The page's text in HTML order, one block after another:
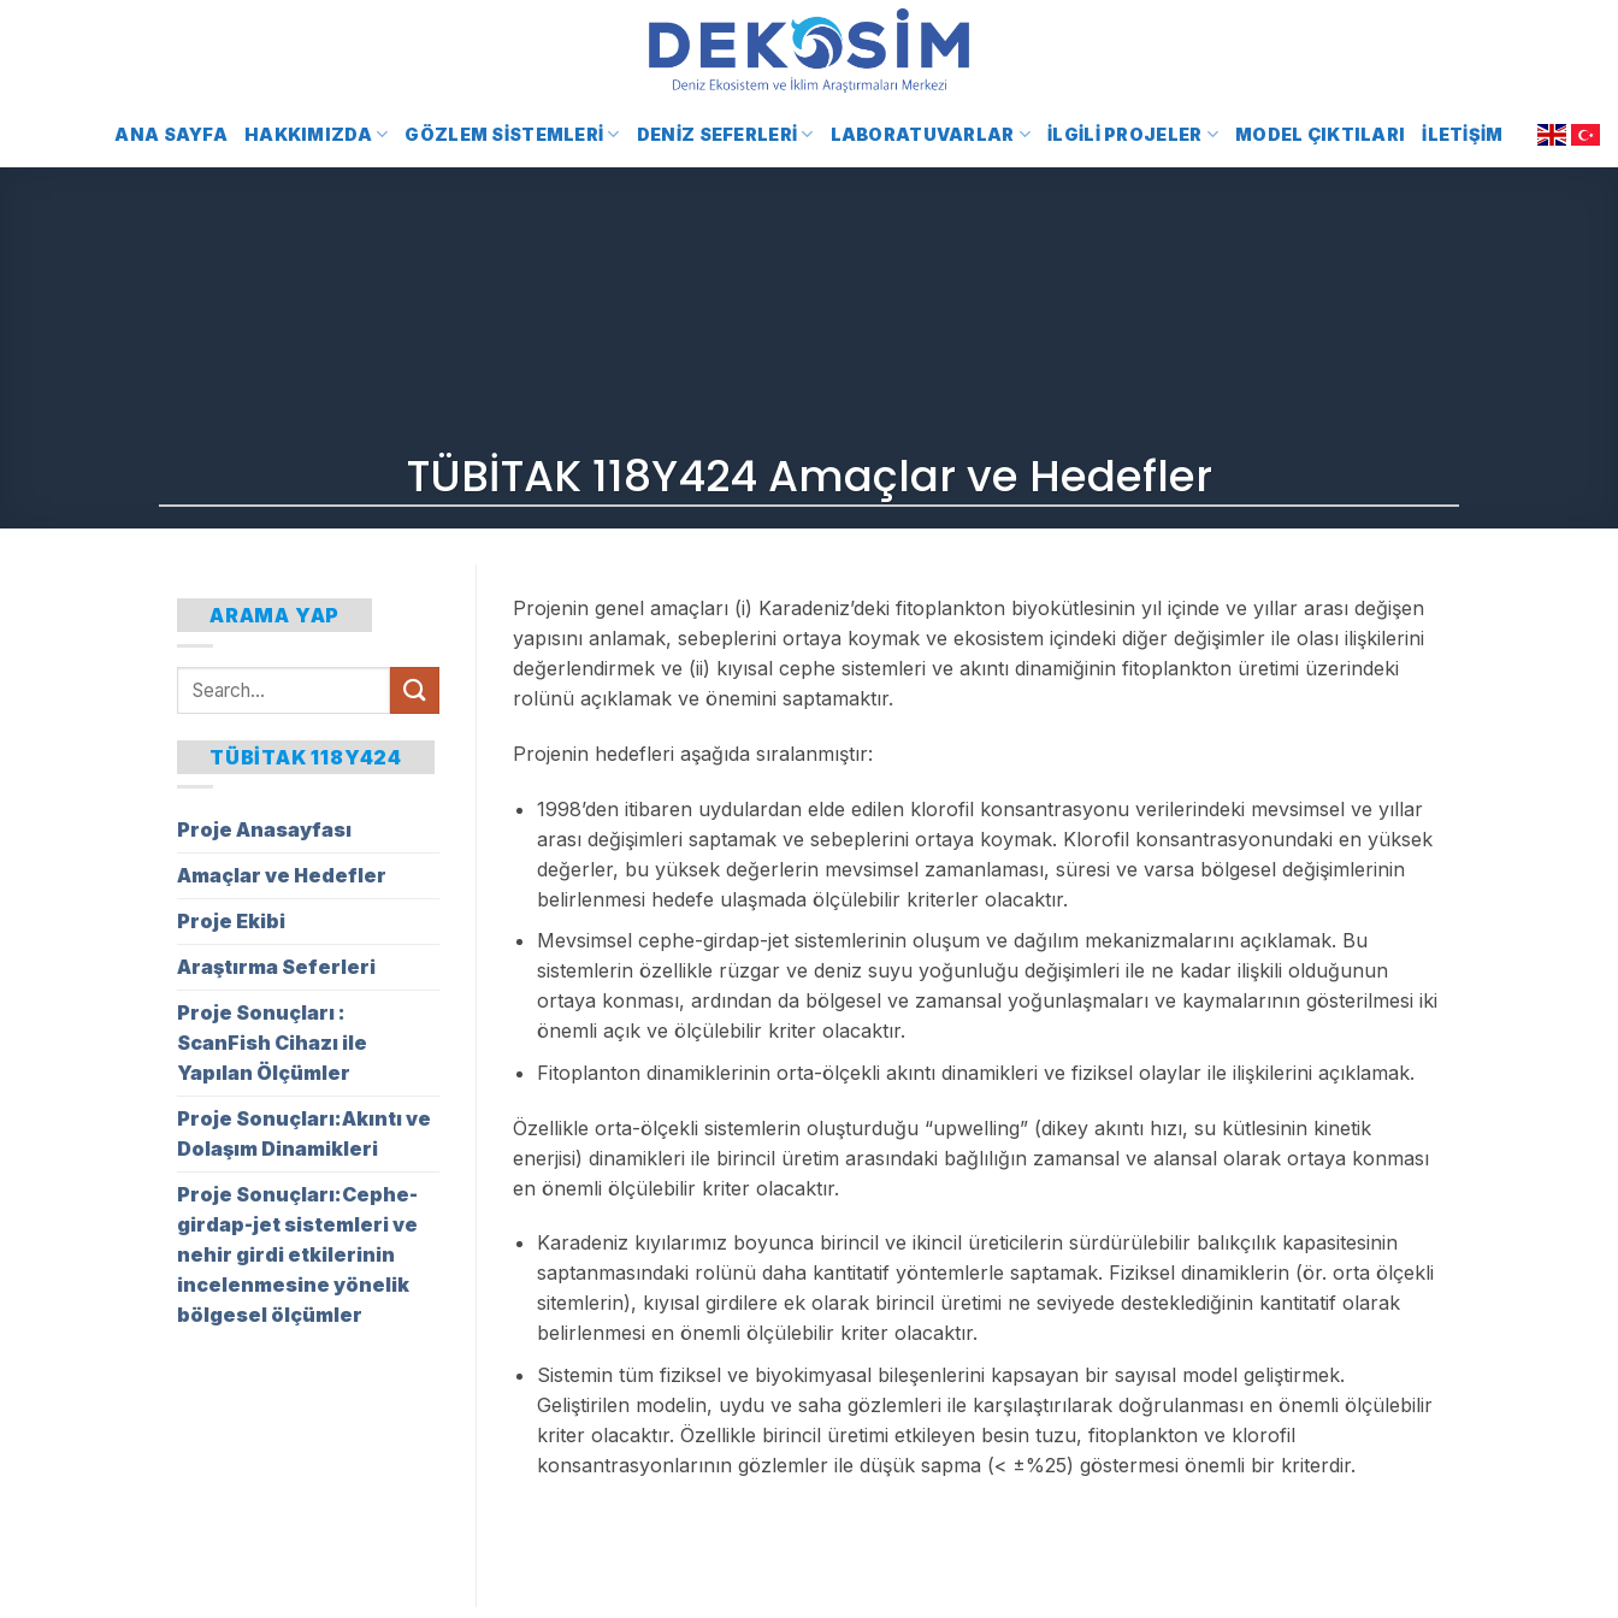
ANA SAYFA HAKKIMIZDA GÖZLEM SISTEMLERI DENIZ SEFERLERI LABORATUVARLAR İLGILI PROJELER MODEL ÇIKTILARI İLETIŞIM
TÜBİTAK 118Y424 Amaçlar ve Hedefler
ARAMA YAP
TÜBITAK 118Y424
Proje Anasayfası
Amaçlar ve Hedefler
Proje Ekibi
Araştırma Seferleri
Proje Sonuçları :
ScanFish Cihazı ile
Yapılan Ölçümler
Proje Sonuçları:Akıntı ve
Dolaşım Dinamikleri
Proje Sonuçları:Cephe-
girdap-jet sistemleri ve
nehir girdi etkilerinin
incelenmesine yönelik
bölgesel ölçümler
Projenin genel amaçları (i) Karadeniz’deki fitoplankton biyokütlesinin yıl içinde ve yıllar arası değişen
yapısını anlamak, sebeplerini ortaya koymak ve ekosistem içindeki diğer değişimler ile olası ilişkilerini
değerlendirmek ve (ii) kıyısal cephe sistemleri ve akıntı dinamiğinin fitoplankton üretimi üzerindeki
rolünü açıklamak ve önemini saptamaktır.
Projenin hedefleri aşağıda sıralanmıştır:
1998’den itibaren uydulardan elde edilen klorofil konsantrasyonu verilerindeki mevsimsel ve yıllar
arası değişimleri saptamak ve sebeplerini ortaya koymak. Klorofil konsantrasyonundaki en yüksek
değerler, bu yüksek değerlerin mevsimsel zamanlaması, süresi ve varsa bölgesel değişimlerinin
belirlenmesi hedefe ulaşmada ölçülebilir kriterler olacaktır.
Mevsimsel cephe-girdap-jet sistemlerinin oluşum ve dağılım mekanizmalarını açıklamak. Bu
sistemlerin özellikle rüzgar ve deniz suyu yoğunluğu değişimleri ile ne kadar ilişkili olduğunun
ortaya konması, ardından da bölgesel ve zamansal yoğunlaşmaları ve kaymalarının gösterilmesi iki
önemli açık ve ölçülebilir kriter olacaktır.
Fitoplanton dinamiklerinin orta-ölçekli akıntı dinamikleri ve fiziksel olaylar ile ilişkilerini açıklamak.
Özellikle orta-ölçekli sistemlerin oluşturduğu “upwelling” (dikey akıntı hızı, su kütlesinin kinetik
enerjisi) dinamikleri ile birincil üretim arasındaki bağlılığın zamansal ve alansal olarak ortaya konması
en önemli ölçülebilir kriter olacaktır.
Karadeniz kıyılarımız boyunca birincil ve ikincil üreticilerin sürdürülebilir balıkçılık kapasitesinin
saptanmasındaki rolünü daha kantitatif yöntemlerle saptamak. Fiziksel dinamiklerin (ör. orta ölçekli
sitemlerin), kıyısal girdilere ek olarak birincil üretimi ne seviyede desteklediğinin kantitatif olarak
belirlenmesi en önemli ölçülebilir kriter olacaktır.
Sistemin tüm fiziksel ve biyokimyasal bileşenlerini kapsayan bir sayısal model geliştirmek.
Geliştirilen modelin, uydu ve saha gözlemleri ile karşılaştırılarak doğrulanması en önemli ölçülebilir
kriter olacaktır. Özellikle birincil üretimi etkileyen besin tuzu, fitoplankton ve klorofil
konsantrasyonlarının gözlemler ile düşük sapma (< ±%25) göstermesi önemli bir kriterdir.